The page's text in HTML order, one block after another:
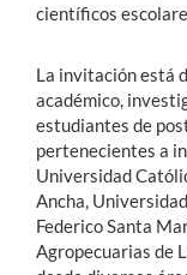
científicos
La invitación está
académico,
estudiantes de
pertenecientes a
Universidad
Ancha,
Federico Santa
Agropecuarias de